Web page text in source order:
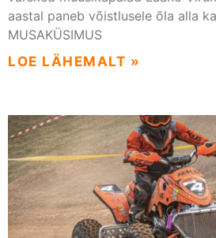
aastal paneb võistlusele õla alla
MUSAKÜSIMUS
LOE LÄHEMALT »